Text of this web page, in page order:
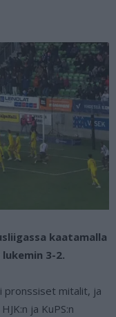
kaatamalla
3-2.
pronssiset mitalit, ja
ja KuPS:n